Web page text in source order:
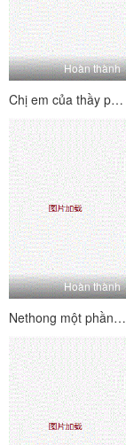
Hoàn thành
Chị em của thầy phù thủy thể hiện sự say mê của họ, họ thu hút rất nhiều tiếng cười, và tất cả những cơn đau nhói phát nổ, và giọng nói dâm dục luôn không ngừng
Hoàn thành
Nethong một phần (7)